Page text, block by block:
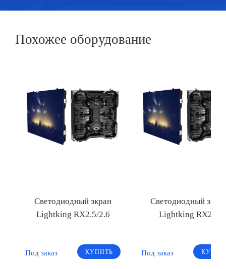
Похожее оборудование
Светодиодный экран
Lightking RX2.5/2.6
Под заказ КУПИТЬ
Светодиодный
Lightking RX2/3
Под заказ